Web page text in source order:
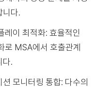
니다.
레이 최적화: 효율적인
로 MSA에서 호출관계
다.
모니터링 통합: 다수의